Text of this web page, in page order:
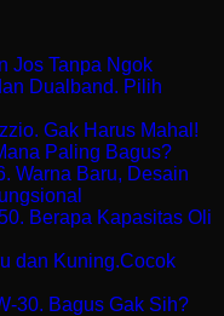
Jos Tanpa Ngok
Dualband. Pilih
Gak Harus Mahal!
Paling Bagus?
Warna Baru, Desain
Berapa Kapasitas Oli
dan Kuning.Cocok
30. Bagus Gak Sih?